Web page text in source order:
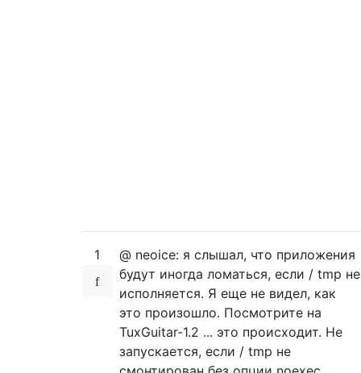
1
@ neoice: я слышал, что приложения
будут иногда ломаться, если / tmp не
исполняется. Я еще не видел, как
это произошло. Посмотрите на
TuxGuitar-1.2 ... это происходит. Не
запускается, если / tmp не